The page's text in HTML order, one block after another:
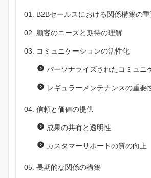
B2Bセールスにおける関係構築の
顧客のニーズと期待の理解
コミュニケーションの活性化
パーソナライズされたコミュニ
レギュラーメンテナンスの重要
信頼と価値の提供
成果の共有と透明性
カスタマーサポートの質の向上
長期的な関係の構築